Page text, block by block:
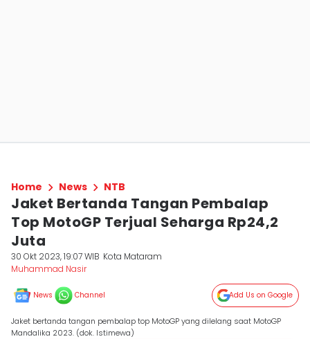
Home News NTB
Jaket Bertanda Tangan Pembalap
Top MotoGP Terjual Seharga Rp24,2
Juta
30 Okt 2023, 19:07 WIB Kota Mataram
Muhammad Nasir
News Channel Add Us on Google
Jaket bertanda tangan pembalap top MotoGP yang dilelang saat MotoGP
Mandalika 2023. (dok. Istimewa)